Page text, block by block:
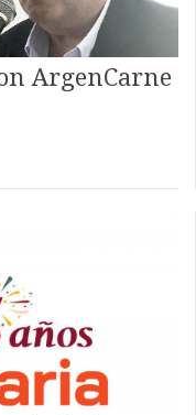
ArgenCarne